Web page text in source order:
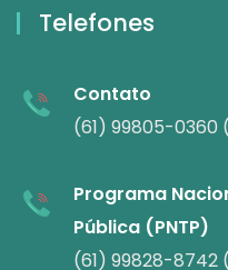
Telefones
Contato
(61) 99805-
Programa
Pública (PNTP)
(61) 99828-